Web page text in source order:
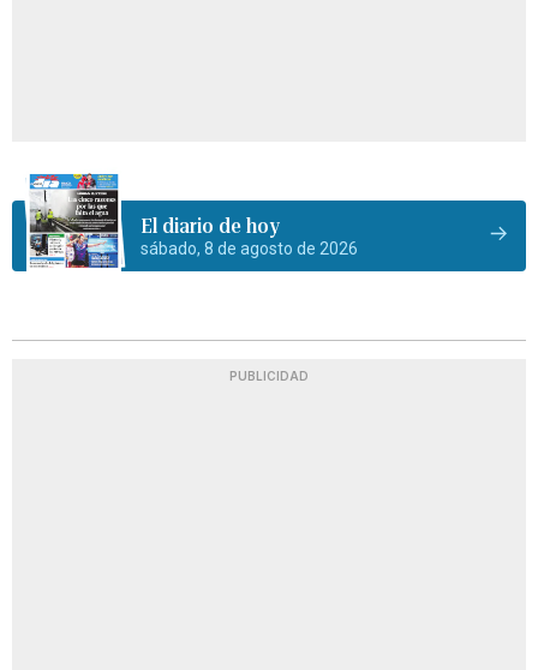
El diario de hoy
sábado, 8 de agosto de 2026
PUBLICIDAD